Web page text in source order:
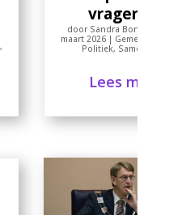
,
vragen op
door Sandra Bonestroo
maart 2026|
Politiek, Samenleving
Lees meer